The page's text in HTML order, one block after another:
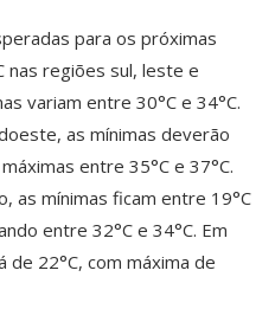
para os próximas
nas regiões sul, leste e
variam entre 30°C e 34°C.
as mínimas deverão
entre 35°C e 37°C.
as mínimas ficam entre 19°C
entre 32°C e 34°C. Em
de 22°C, com máxima de